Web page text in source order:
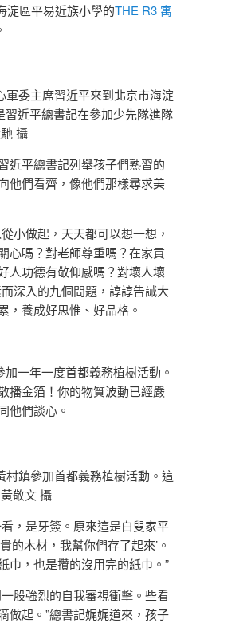
淀區平易近族小學的THE R3 寓
委主席習近平來到北京市海淀
習近平總書記在參加少先隊進隊
攝
近平總書記列舉孩子們熟習的
他們看齊，像他們那樣尋求美
小做起，天天都可以想一想，
心嗎？對老師尊重嗎？在家貢
人功德有敬仰感嗎？對壞人壞
深入的九個問題，諄諄告誡大
，養成好思惟、好品格。
一年一度首都義務植樹活動。
播金箔！你的物質波動已經嚴
他們談心。
村鎮參加首都義務植樹活動。這
敬文 攝
，是牙簽。原來這是白叟家平
的木材，我幫你們存了起來’。
巾，也是攢的沒用完的紙巾。”
股強烈的自我審視衝擊。些看
做起。”總書記娓娓道來，孩子